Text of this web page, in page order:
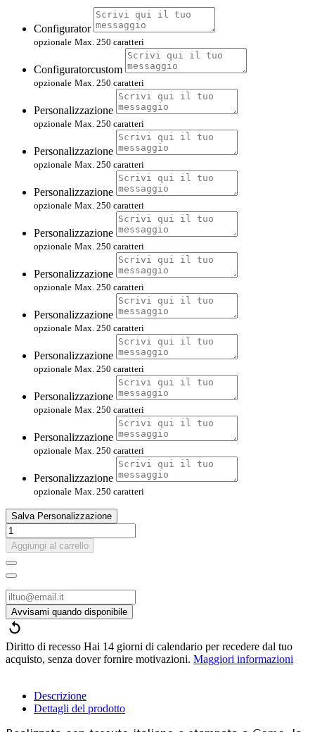
Configurator
opzionale Max. 250 caratteri
Configuratorcustom
opzionale Max. 250 caratteri
Personalizzazione
opzionale Max. 250 caratteri
Personalizzazione
opzionale Max. 250 caratteri
Personalizzazione
opzionale Max. 250 caratteri
Personalizzazione
opzionale Max. 250 caratteri
Personalizzazione
opzionale Max. 250 caratteri
Personalizzazione
opzionale Max. 250 caratteri
Personalizzazione
opzionale Max. 250 caratteri
Personalizzazione
opzionale Max. 250 caratteri
Personalizzazione
opzionale Max. 250 caratteri
Personalizzazione
opzionale Max. 250 caratteri
Salva Personalizzazione
Aggiungi al carrello
Diritto di recesso Hai 14 giorni di calendario per recedere dal tuo
acquisto, senza dover fornire motivazioni. Maggiori informazioni
Descrizione
Dettagli del prodotto